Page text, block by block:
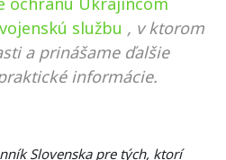
službu , v ktorom
a prinášame ďalšie
informácie.
Slovenska pre tých, ktorí